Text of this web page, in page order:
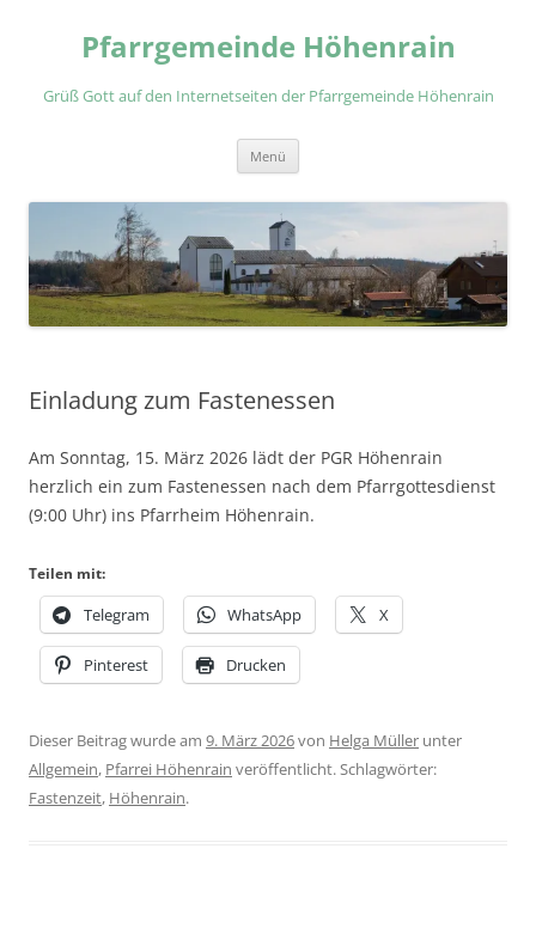
springenPfarrgemeinde Höhenrain
Grüß Gott auf den Internetseiten der Pfarrgemeinde Höhenrain
Menü
Einladung zum Fastenessen
Am Sonntag, 15. März 2026 lädt der PGR Höhenrain
herzlich ein zum Fastenessen nach dem Pfarrgottesdienst
(9:00 Uhr) ins Pfarrheim Höhenrain.
Teilen mit:
Telegram WhatsApp X
Pinterest Drucken
Dieser Beitrag wurde am 9. März 2026von Helga Müller unter
Allgemein, Pfarrei Höhenrain veröffentlicht. Schlagwörter:
Fastenzeit, Höhenrain.